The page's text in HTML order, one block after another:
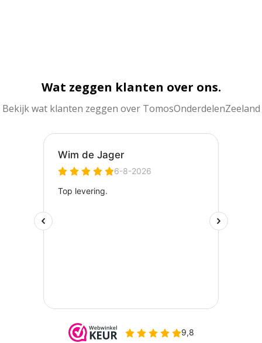
Wat zeggen klanten over ons.
Bekijk wat klanten zeggen over TomosOnderdelenZeeland